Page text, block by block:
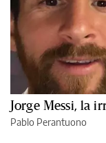
Jorge Messi, la
Pablo Perantuono